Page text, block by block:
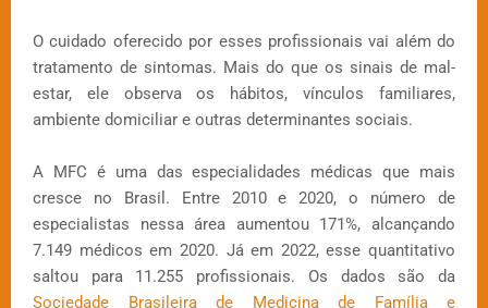
O cuidado oferecido por esses profissionais vai além do
tratamento de sintomas. Mais do que os sinais de mal-
estar, ele observa os hábitos, vínculos familiares,
ambiente domiciliar e outras determinantes sociais.
A MFC é uma das especialidades médicas que mais
cresce no Brasil. Entre 2010 e 2020, o número de
especialistas nessa área aumentou 171%, alcançando
7.149 médicos em 2020. Já em 2022, esse quantitativo
saltou para 11.255 profissionais. Os dados são da
Sociedade Brasileira de Medicina de Família e